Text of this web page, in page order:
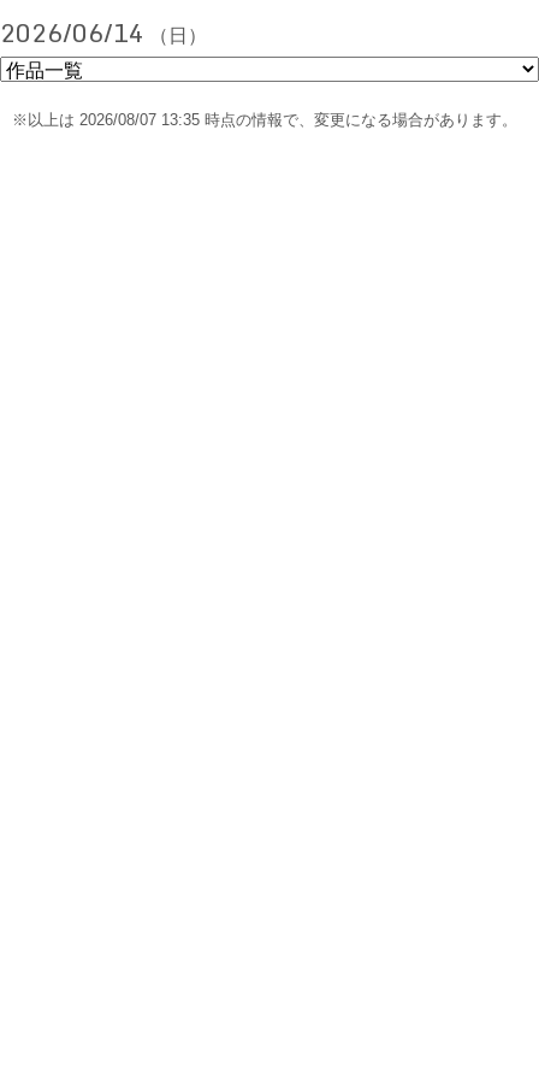
2026/06/14 （日）
※以上は 2026/08/07 13:35 時点の情報で、変更になる場合があります。